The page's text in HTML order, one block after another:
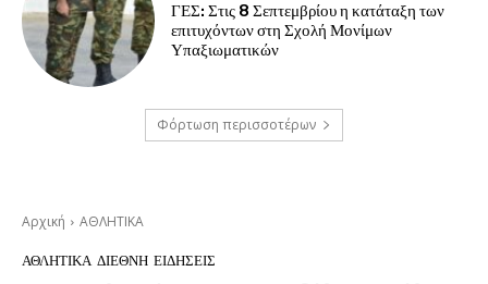
ΓΕΣ: Στις 8 Σεπτεμβρίου η κατάταξη των
επιτυχόντων στη Σχολή Μονίμων
Υπαξιωματικών
Φόρτωση περισσοτέρων